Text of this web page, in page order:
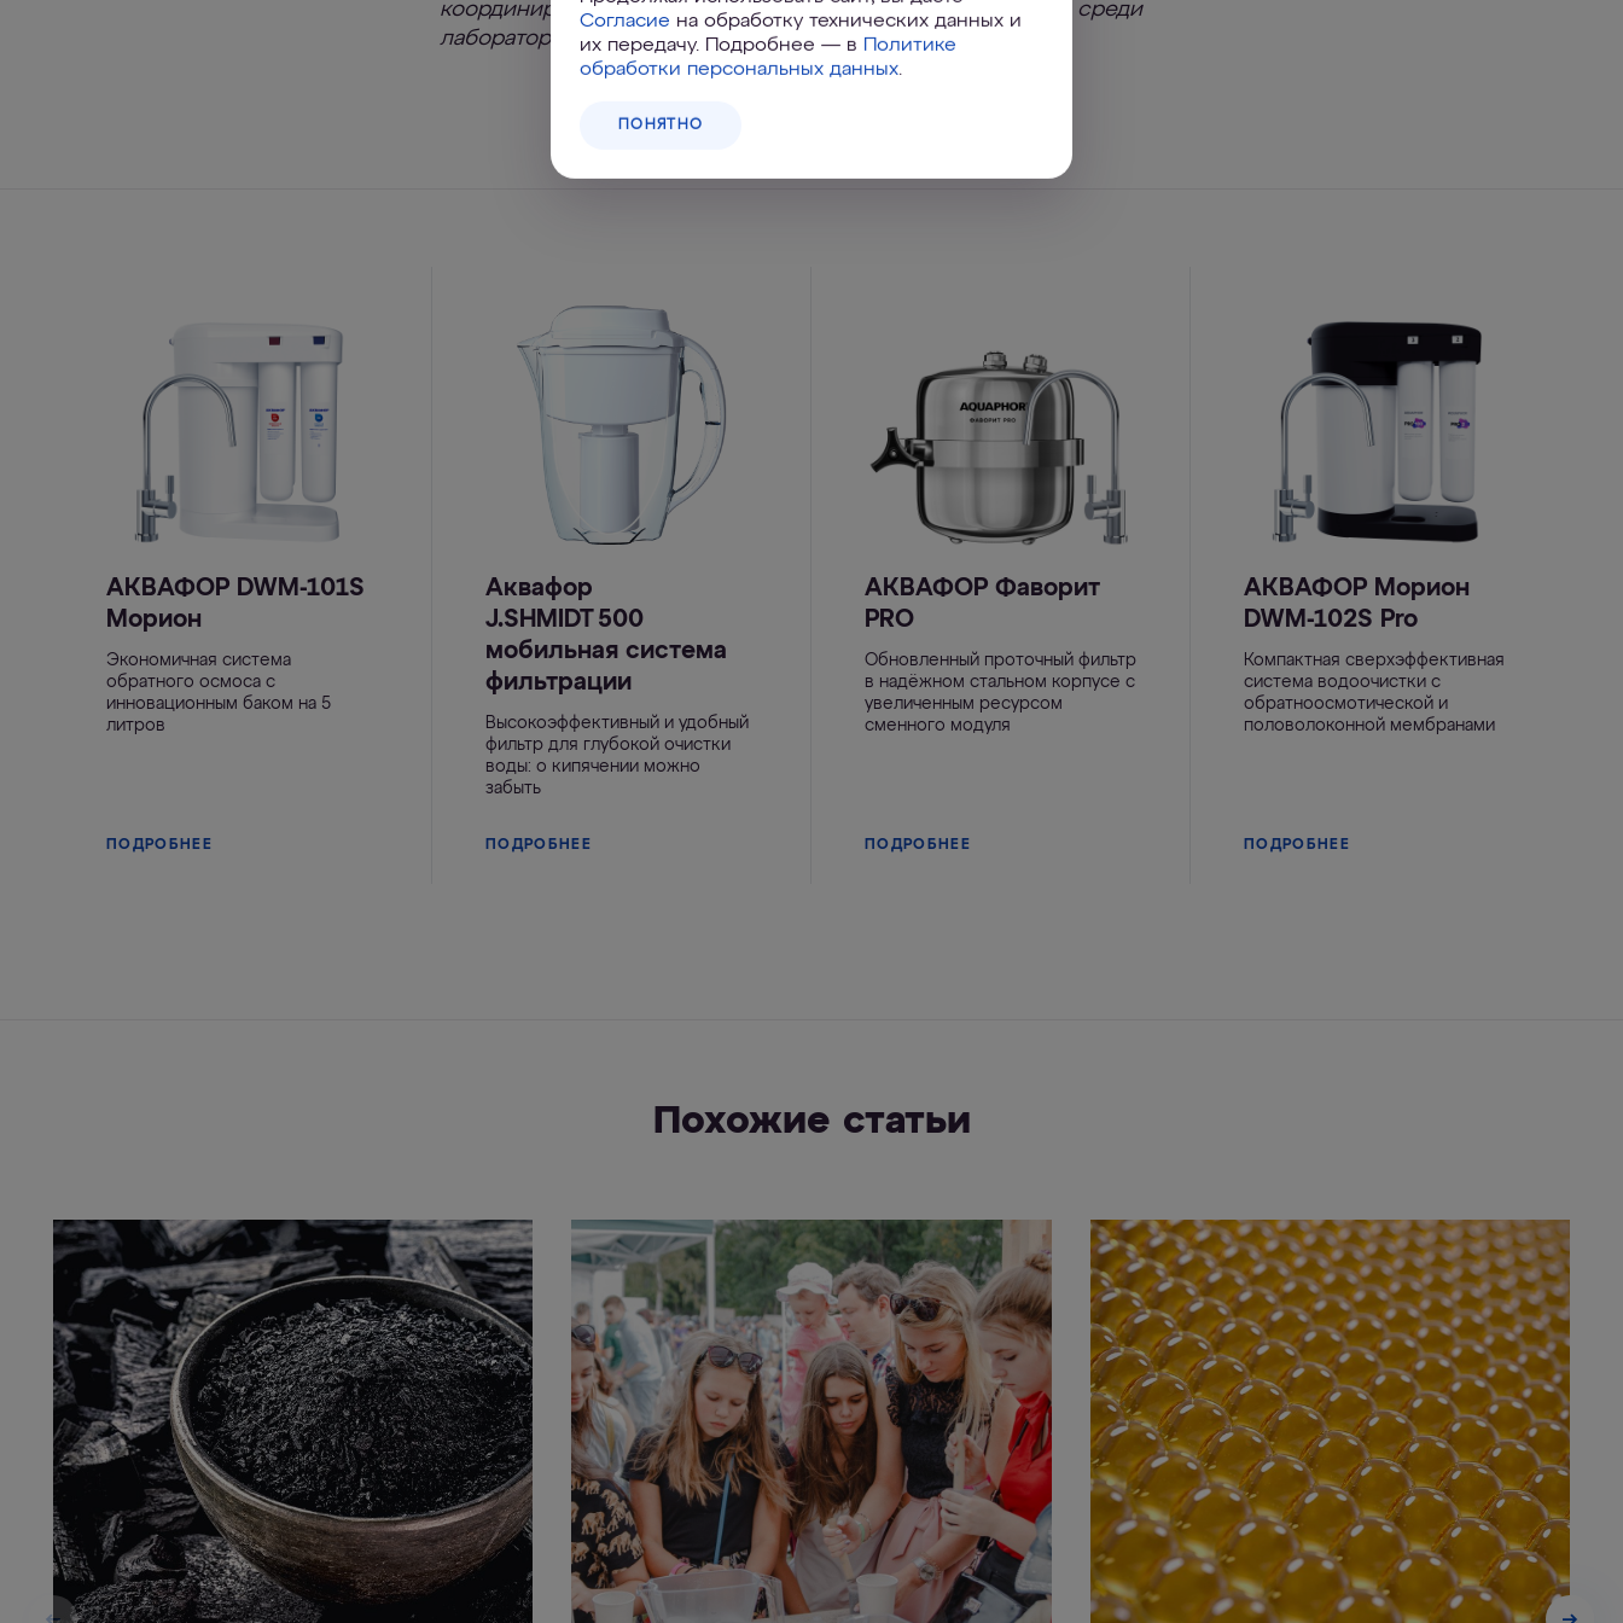
координирует и всероссийские сравнительные испытания среди
лабораторий.
АКВАФОР DWM-101S
Морион
Экономичная система
обратного осмоса с
инновационным баком на 5
литров
ПОДРОБНЕЕ
Аквафор
J.SHMIDT 500
мобильная система
фильтрации
Высокоэффективный и удобный
фильтр для глубокой очистки
воды: о кипячении можно
забыть
ПОДРОБНЕЕ
АКВАФОР Фаворит
PRO
Обновленный проточный фильтр
в надёжном стальном корпусе с
увеличенным ресурсом
сменного модуля
ПОДРОБНЕЕ
АКВАФОР Морион
DWM-102S Pro
Компактная сверхэффективная
система водоочистки с
обратноосмотической и
половолоконной мембранами
ПОДРОБНЕЕ
Похожие статьи
Согласие на обработку технических данных и
их передачу. Подробнее — в Политике
обработки персональных данных.
ПОНЯТНО